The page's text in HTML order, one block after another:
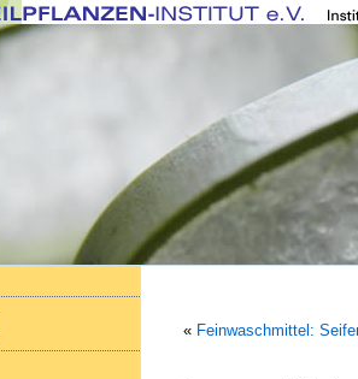
« Feinwaschmittel: